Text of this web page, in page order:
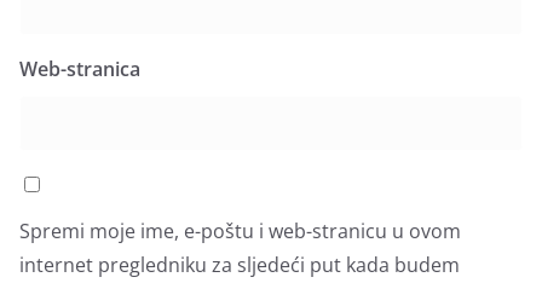
Web-stranica
Spremi moje ime, e-poštu i web-stranicu u ovom
internet pregledniku za sljedeći put kada budem